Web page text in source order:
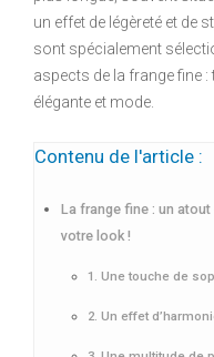
un effet de légèreté et de
sont spécialement
aspects de la frange fine
élégante et mode.
Contenu de l'article :
La frange fine : un
votre look !
1. Une touche de
2. Un effet